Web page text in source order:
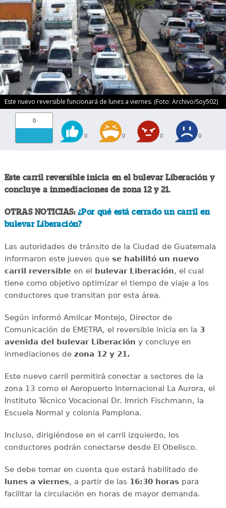
Este nuevo reversible funcionará de lunes a viernes. (Foto: Archivo/Soy502)
0
0 0 0 0
Este carril reversible inicia en el bulevar Liberación y
concluye a inmediaciones de zona 12 y 21.
OTRAS NOTICIAS: ¿Por qué está cerrado un carril en
bulevar Liberación?
Las autoridades de tránsito de la Ciudad de Guatemala
informaron este jueves que se habilitó un nuevo
carril reversibleen el bulevar Liberación, el cual
tiene como objetivo optimizar el tiempo de viaje a los
conductores que transitan por esta área.
Según informó Amilcar Montejo, Director de
Comunicación de EMETRA, el reversible inicia en la 3
avenida del bulevar Liberación y concluye en
inmediaciones de zona 12 y 21.
Este nuevo carril permitirá conectar a sectores de la
zona 13 como el Aeropuerto Internacional La Aurora, el
Instituto Técnico Vocacional Dr. Imrich Fischmann, la
Escuela Normal y colonia Pamplona.
Incluso, dirigiéndose en el carril izquierdo, los
conductores podrán conectarse desde El Obelisco.
Se debe tomar en cuenta que estará habilitado de
lunes a viernes, a partir de las 16:30 horaspara
facilitar la circulación en horas de mayor demanda.